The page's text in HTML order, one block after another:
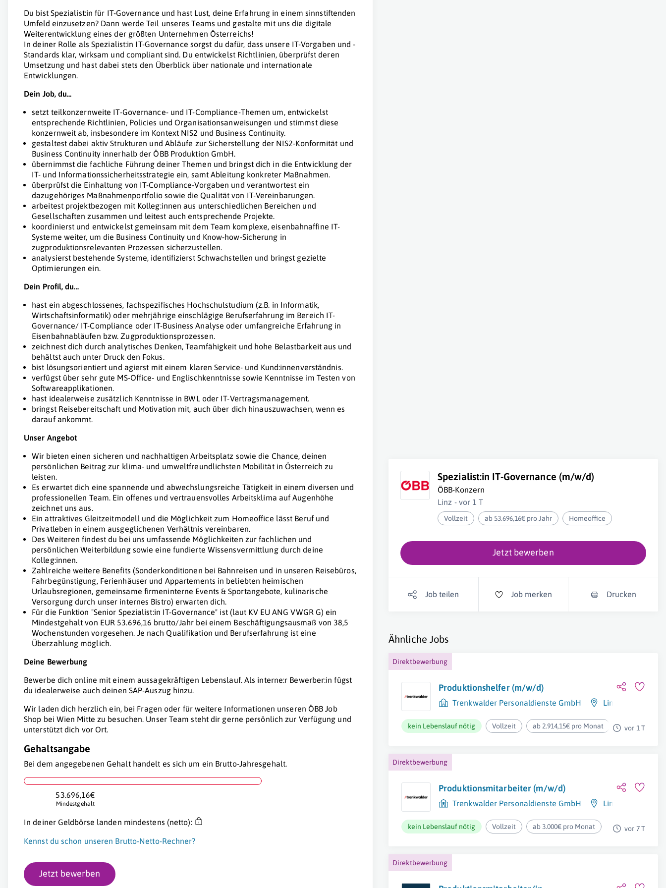
Du bist Spezialist:in für IT-Governance und hast Lust, deine Erfahrung in einem sinnstiftenden
Umfeld einzusetzen? Dann werde Teil unseres Teams und gestalte mit uns die digitale
Weiterentwicklung eines der größten Unternehmen Österreichs!
In deiner Rolle als Spezialist:in IT-Governance sorgst du dafür, dass unsere IT-Vorgaben und -
Standards klar, wirksam und compliant sind. Du entwickelst Richtlinien, überprüfst deren
Umsetzung und hast dabei stets den Überblick über nationale und internationale
Entwicklungen.
Dein Job, du...
setzt teilkonzernweite IT-Governance- und IT-Compliance-Themen um, entwickelst
entsprechende Richtlinien, Policies und Organisationsanweisungen und stimmst diese
konzernweit ab, insbesondere im Kontext NIS2 und Business Continuity.
gestaltest dabei aktiv Strukturen und Abläufe zur Sicherstellung der NIS2-Konformität und
Business Continuity innerhalb der ÖBB Produktion GmbH.
übernimmst die fachliche Führung deiner Themen und bringst dich in die Entwicklung der
IT- und Informationssicherheitsstrategie ein, samt Ableitung konkreter Maßnahmen.
überprüfst die Einhaltung von IT-Compliance-Vorgaben und verantwortest ein
dazugehöriges Maßnahmenportfolio sowie die Qualität von IT-Vereinbarungen.
arbeitest projektbezogen mit Kolleg:innen aus unterschiedlichen Bereichen und
Gesellschaften zusammen und leitest auch entsprechende Projekte.
koordinierst und entwickelst gemeinsam mit dem Team komplexe, eisenbahnaffine IT-
Systeme weiter, um die Business Continuity und Know-how-Sicherung in
zugproduktionsrelevanten Prozessen sicherzustellen.
analysierst bestehende Systeme, identifizierst Schwachstellen und bringst gezielte
Optimierungen ein.
Dein Profil, du...
hast ein abgeschlossenes, fachspezifisches Hochschulstudium (z.B. in Informatik,
Wirtschaftsinformatik) oder mehrjährige einschlägige Berufserfahrung im Bereich IT-
Governance/ IT-Compliance oder IT-Business Analyse oder umfangreiche Erfahrung in
Eisenbahnabläufen bzw. Zugproduktionsprozessen.
zeichnest dich durch analytisches Denken, Teamfähigkeit und hohe Belastbarkeit aus und
behältst auch unter Druck den Fokus.
bist lösungsorientiert und agierst mit einem klaren Service- und Kund:innenverständnis.
verfügst über sehr gute MS-Office- und Englischkenntnisse sowie Kenntnisse im Testen von
Softwareapplikationen.
hast idealerweise zusätzlich Kenntnisse in BWL oder IT-Vertragsmanagement.
bringst Reisebereitschaft und Motivation mit, auch über dich hinauszuwachsen, wenn es
darauf ankommt.
Unser Angebot
Wir bieten einen sicheren und nachhaltigen Arbeitsplatz sowie die Chance, deinen
persönlichen Beitrag zur klima- und umweltfreundlichsten Mobilität in Österreich zu
leisten.
Es erwartet dich eine spannende und abwechslungsreiche Tätigkeit in einem diversen und
professionellen Team. Ein offenes und vertrauensvolles Arbeitsklima auf Augenhöhe
zeichnet uns aus.
Ein attraktives Gleitzeitmodell und die Möglichkeit zum Homeoffice lässt Beruf und
Privatleben in einem ausgeglichenen Verhältnis vereinbaren.
Des Weiteren findest du bei uns umfassende Möglichkeiten zur fachlichen und
persönlichen Weiterbildung sowie eine fundierte Wissensvermittlung durch deine
Kolleg:innen.
Zahlreiche weitere Benefits (Sonderkonditionen bei Bahnreisen und in unseren Reisebüros,
Fahrbegünstigung, Ferienhäuser und Appartements in beliebten heimischen
Urlaubsregionen, gemeinsame firmeninterne Events & Sportangebote, kulinarische
Versorgung durch unser internes Bistro) erwarten dich.
Für die Funktion "Senior Spezialist:in IT-Governance" ist (laut KV EU ANG VWGR G) ein
Mindestgehalt von EUR 53.696,16 brutto/Jahr bei einem Beschäftigungsausmaß von 38,5
Wochenstunden vorgesehen. Je nach Qualifikation und Berufserfahrung ist eine
Überzahlung möglich.
Deine Bewerbung
Bewerbe dich online mit einem aussagekräftigen Lebenslauf. Als interne:r Bewerber:in fügst
du idealerweise auch deinen SAP-Auszug hinzu.
Wir laden dich herzlich ein, bei Fragen oder für weitere Informationen unseren ÖBB Job
Shop bei Wien Mitte zu besuchen. Unser Team steht dir gerne persönlich zur Verfügung und
unterstützt dich vor Ort.
Gehaltsangabe
Bei dem angegebenen Gehalt handelt es sich um ein Brutto-Jahresgehalt.
53.696,16€
Mindestgehalt
In deiner Geldbörse landen mindestens (netto):
Kennst du schon unseren Brutto-Netto-Rechner?
Jetzt bewerben
Spezialist:in IT-Governance (m/w/d)
ÖBB-Konzern
Linz - vor 1 T
Vollzeit ab 53.696,16€ pro Jahr Homeoffice
Jetzt bewerben
Job teilen Job merken Drucken
Ähnliche Jobs
Direktbewerbung
Produktionshelfer (m/w/d)
Trenkwalder Personaldienste GmbH Linz
kein Lebenslauf nötig Vollzeit ab 2.914,15€ pro Monat vor 1 T
Direktbewerbung
Produktionsmitarbeiter (m/w/d)
Trenkwalder Personaldienste GmbH Linz
kein Lebenslauf nötig Vollzeit ab 3.000€ pro Monat vor 7 T
Direktbewerbung